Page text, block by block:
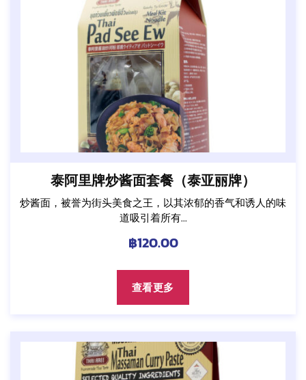
泰阿里牌炒酱面套餐（泰亚丽牌）
炒酱面，被誉为街头美食之王，以其浓郁的香气和诱人的味
道吸引着所有...
฿120.00
查看更多